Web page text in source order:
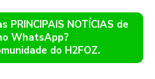
PRINCIPAIS NOTÍCIAS de
WhatsApp?
do H2FOZ.